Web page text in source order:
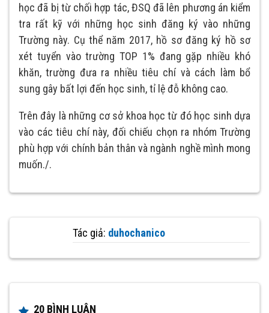
học đã bị từ chối hợp tác, ĐSQ đã lên phương án kiểm
tra rất kỹ với những học sinh đăng ký vào những
Trường này. Cụ thể năm 2017, hồ sơ đăng ký hồ sơ
xét tuyển vào trường TOP 1% đang gặp nhiều khó
khăn, trường đưa ra nhiều tiêu chí và cách làm bổ
sung gây bất lợi đến học sinh, tỉ lệ đỗ không cao.
Trên đây là những cơ sở khoa học từ đó học sinh dựa
vào các tiêu chí này, đối chiếu chọn ra nhóm Trường
phù hợp với chính bản thân và ngành nghề mình mong
muốn./.
Tác giả: duhochanico
20 BÌNH LUẬN